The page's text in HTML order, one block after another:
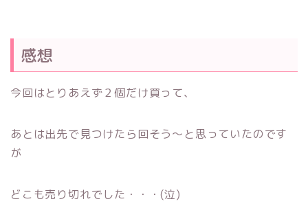
感想
今回はとりあえず２個だけ買って、
あとは出先で見つけたら回そう～と思っていたのです
が
どこも売り切れでした・・・(泣)